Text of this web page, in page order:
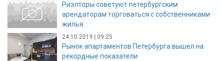
Риэлторы советуют петербургским
арендаторам торговаться с собственниками
жилья
24.10.2019 | 09:25
Рынок апартаментов Петербурга вышел на
рекордные показатели